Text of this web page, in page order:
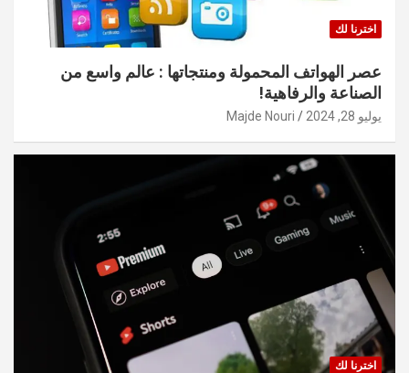
اخترنا لك
عصر الهواتف المحمولة ومنتجاتها : عالم واسع من
الصناعة والرفاهية!
يوليو 28, 2024 Majde Nouri
اخترنا لك